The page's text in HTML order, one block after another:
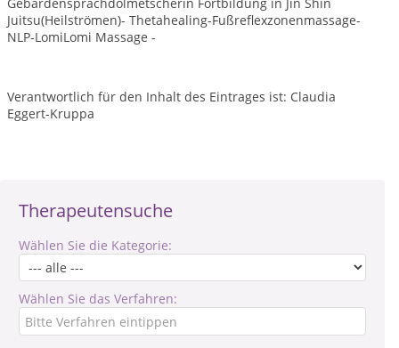
Therapeutensuche
Wählen Sie die Kategorie:
Wählen Sie das Verfahren:
Juitsu(Heilströmen)- Thetahealing-Fußreflexzonenmassage-
NLP-LomiLomi Massage -
Verantwortlich für den Inhalt des Eintrages ist: Claudia
Eggert-Kruppa